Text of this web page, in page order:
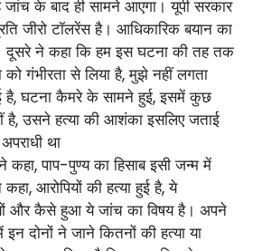
जांच के बाद ही सामने आएगा। यूपी सरकार
जीरो टॉलरेंस है। आधिकारिक बयान का
दूसरे ने कहा कि हम इस घटना की तह तक
गंभीरता से लिया है, मुझे नहीं लगता
घटना कैमरे के सामने हुई, इसमें कुछ
है, उसने हत्या की आशंका इसलिए जताई
था
कहा, पाप-पुण्य का हिसाब इसी जन्म में
आरोपियों की हत्या हुई है, ये
और कैसे हुआ ये जांच का विषय है। अपने
दोनों ने जाने कितनों की हत्या या